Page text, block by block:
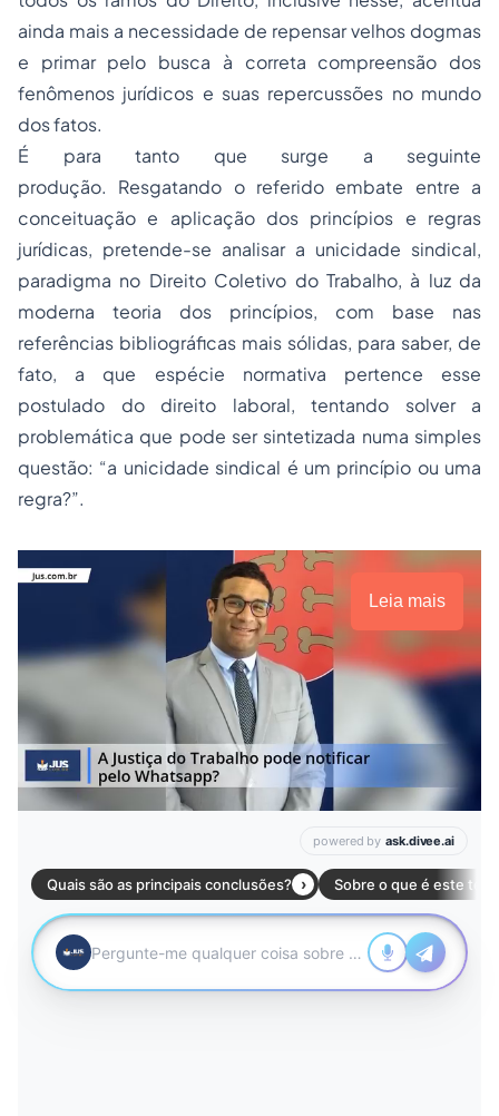
ainda mais a necessidade de repensar velhos dogmas
e primar pelo busca à correta compreensão dos
fenômenos jurídicos e suas repercussões no mundo
dos fatos.
É para tanto que surge a seguinte
produção. Resgatando o referido embate entre a
conceituação e aplicação dos princípios e regras
jurídicas, pretende-se analisar a unicidade sindical,
paradigma no Direito Coletivo do Trabalho, à luz da
moderna teoria dos princípios, com base nas
referências bibliográficas mais sólidas, para saber, de
fato, a que espécie normativa pertence esse
postulado do direito laboral, tentando solver a
problemática que pode ser sintetizada numa simples
questão: “a unicidade sindical é um princípio ou uma
regra?”.
Leia mais